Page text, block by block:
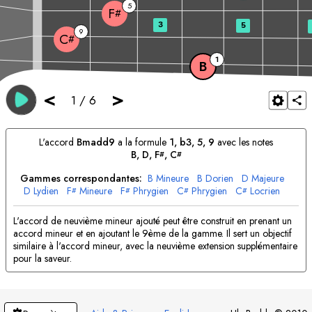
< 1 / 6 >
B 1
C# 9
F# 5
3 5
L'accord Bmadd9 a la formule 1, b3, 5, 9 avec les notes
B, D, F#, C#
Gammes correspondantes: B Mineure B Dorien D Majeure
D Lydien F# Mineure F# Phrygien C# Phrygien C# Locrien
L'accord de neuvième mineur ajouté peut être construit en prenant un
accord mineur et en ajoutant le 9ème de la gamme. Il sert un objectif
similaire à l'accord mineur, avec la neuvième extension supplémentaire
pour la saveur.